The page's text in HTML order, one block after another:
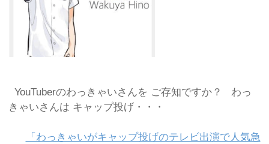
YouTuberのわっきゃいさんを ご存知ですか？ わっ
きゃいさんは キャップ投げ・・・
「わっきゃいがキャップ投げのテレビ出演で人気急